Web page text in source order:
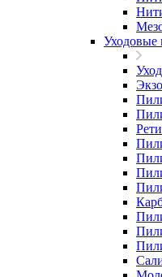
Уходовые